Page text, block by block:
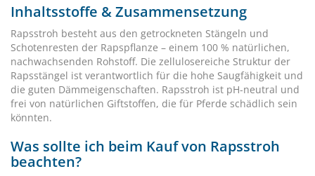
Inhaltsstoffe & Zusammensetzung
Rapsstroh besteht aus den getrockneten Stängeln und
Schotenresten der Rapspflanze – einem 100 % natürlichen,
nachwachsenden Rohstoff. Die zellulosereiche Struktur der
Rapsstängel ist verantwortlich für die hohe Saugfähigkeit und
die guten Dämmeigenschaften. Rapsstroh ist pH-neutral und
frei von natürlichen Giftstoffen, die für Pferde schädlich sein
könnten.
Was sollte ich beim Kauf von Rapsstroh
beachten?